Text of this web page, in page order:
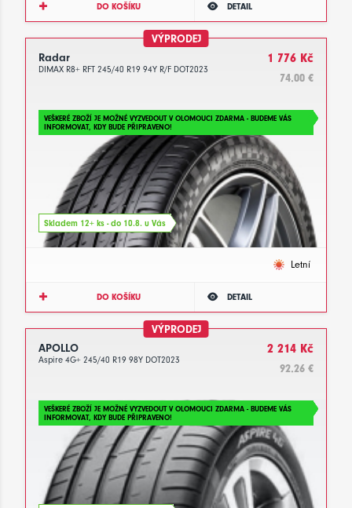
DO KOŠÍKU DETAIL
VÝPRODEJ
Radar
DIMAX R8+ RFT 245/40 R19 94Y R/F DOT2023
1 776 Kč
74.00 €
VEŠKERÉ ZBOŽÍ JE MOŽNÉ VYZVEDOUT V OLOMOUCI ZDARMA - BUDEME VÁS
INFORMOVAT, KDY BUDE PŘIPRAVENO!
Skladem 12+ ks - do 10.8. u Vás
Letní
DO KOŠÍKU DETAIL
VÝPRODEJ
APOLLO
Aspire 4G+ 245/40 R19 98Y DOT2023
2 214 Kč
92.26 €
VEŠKERÉ ZBOŽÍ JE MOŽNÉ VYZVEDOUT V OLOMOUCI ZDARMA - BUDEME VÁS
INFORMOVAT, KDY BUDE PŘIPRAVENO!